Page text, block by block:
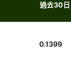
過去30日
0.1399